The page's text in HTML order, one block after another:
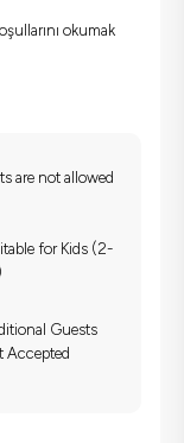
okumak
are not allowed
for Kids (2-
Guests
Accepted